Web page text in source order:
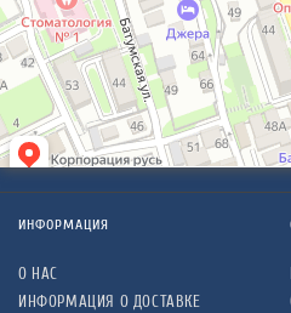
ИНФОРМАЦИЯ
О НАС
ИНФОРМАЦИЯ О ДОСТАВКЕ